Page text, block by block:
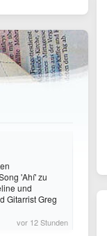
'Ahí' zu
und
Gitarrist Greg
vor 12 Stunden